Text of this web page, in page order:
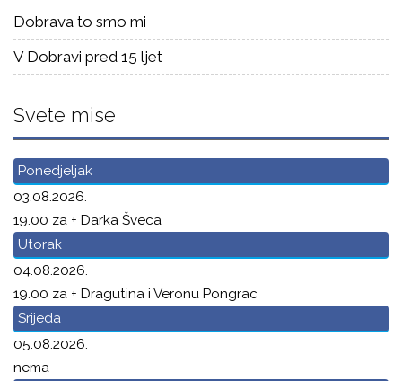
Dobrava to smo mi
V Dobravi pred 15 ljet
Svete mise
Ponedjeljak
03.08.2026.
19.00 za + Darka Šveca
Utorak
04.08.2026.
19.00 za + Dragutina i Veronu Pongrac
Srijeda
05.08.2026.
nema